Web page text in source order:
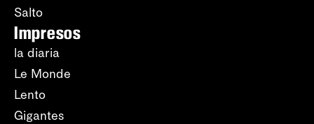
Salto
Impresos
la diaria
Le Monde
Lento
Gigantes